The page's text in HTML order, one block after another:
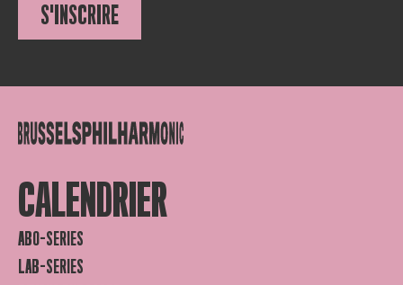
S'INSCRIRE
CALENDRIER
ABO-SERIES
LAB-SERIES